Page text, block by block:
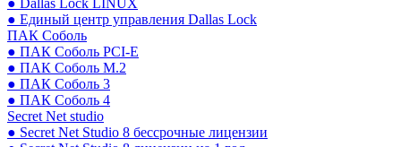
● Единый центр управления Dallas Lock
ПАК Соболь
● ПАК Соболь PCI-E
● ПАК Соболь М.2
● ПАК Соболь 3
● ПАК Соболь 4
Secret Net studio
● Secret Net Studio 8 бессрочные лицензии